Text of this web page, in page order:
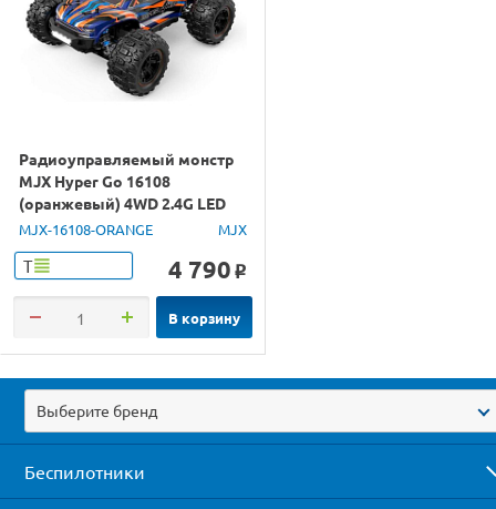
Радиоуправляемый монстр
MJX Hyper Go 16108
(оранжевый) 4WD 2.4G LED
1/16 RTR
MJX-16108-ORANGE MJX
Т 4 790 o
В корзину
Выберите бренд
Беспилотники